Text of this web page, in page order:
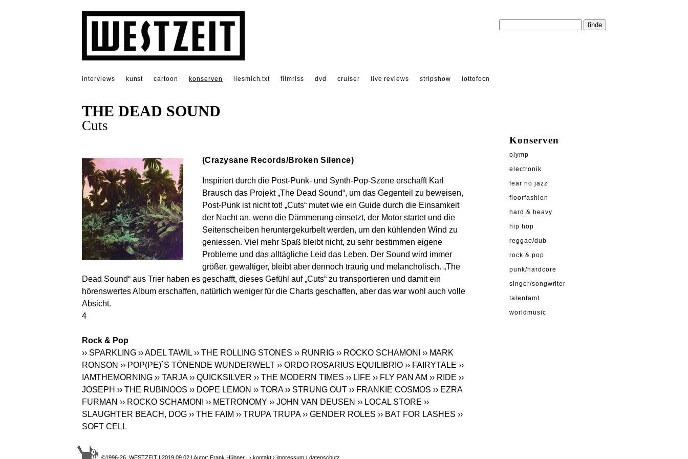
interviews kunst cartoon konserven liesmich.txt filmriss dvd cruiser live reviews stripshow lottofoon
THE DEAD SOUND
Cuts
(Crazysane Records/Broken Silence)
Inspiriert durch die Post-Punk- und Synth-Pop-Szene erschafft Karl
Brausch das Projekt „The Dead Sound“, um das Gegenteil zu beweisen,
Post-Punk ist nicht tot! „Cuts“ mutet wie ein Guide durch die Einsamkeit
der Nacht an, wenn die Dämmerung einsetzt, der Motor startet und die
Seitenscheiben heruntergekurbelt werden, um den kühlenden Wind zu
geniessen. Viel mehr Spaß bleibt nicht, zu sehr bestimmen eigene
Probleme und das alltägliche Leid das Leben. Der Sound wird immer
größer, gewaltiger, bleibt aber dennoch traurig und melancholisch. „The
Dead Sound“ aus Trier haben es geschafft, dieses Gefühl auf „Cuts“ zu transportieren und damit ein
hörenswertes Album erschaffen, natürlich weniger für die Charts geschaffen, aber das war wohl auch volle
Absicht.
4
Rock & Pop
›› SPARKLING ›› ADEL TAWIL ›› THE ROLLING STONES ›› RUNRIG ›› ROCKO SCHAMONI
›› MARK
RONSON ›› POP(PE)´S TÖNENDE WUNDERWELT ›› ORDO ROSARIUS EQUILIBRIO ›› FAIRYTALE ››
IAMTHEMORNING ›› TARJA ›› QUICKSILVER ›› THE MODERN TIMES ›› LIFE ›› FLY PAN AM ›› RIDE ››
JOSEPH ›› THE RUBINOOS ›› DOPE LEMON ›› TORA ›› STRUNG OUT ›› FRANKIE COSMOS ›› EZRA
FURMAN ›› ROCKO SCHAMONI ›› METRONOMY ›› JOHN VAN DEUSEN ›› LOCAL STORE ››
SLAUGHTER BEACH, DOG ›› THE FAIM ›› TRUPA TRUPA ›› GENDER ROLES ›› BAT FOR LASHES ››
SOFT CELL
©1996-26 WESTZEIT | 2019.09.02 | Autor: Frank Hübner | › kontakt › impressum › datenschutz
Konserven
olymp
electronik
fear no jazz
floorfashion
hard & heavy
hip hop
reggae/dub
rock & pop
punk/hardcore
singer/songwriter
talentamt
worldmusic